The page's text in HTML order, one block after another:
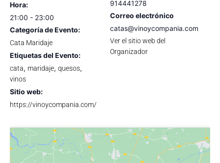
Hora:
21:00 - 23:00
Categoría de Evento:
Cata Maridaje
Etiquetas del Evento:
cata, maridaje, quesos,
vinos
Sitio web:
https://vinoycompania.com/
914441278
Correo electrónico
catas@vinoycompania.com
Ver el sitio web del
Organizador